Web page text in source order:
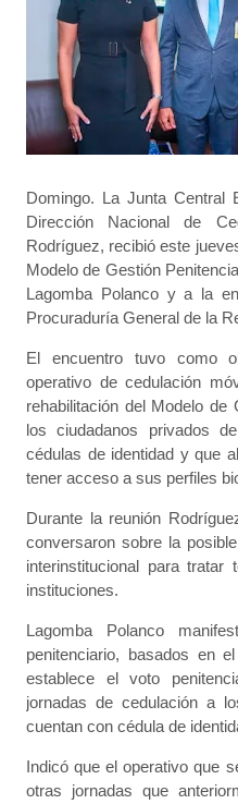
Domingo. La Junta Central
Dirección Nacional de
Rodríguez, recibió este
Modelo de Gestión
Lagomba Polanco y a la
Procuraduría General de la
El encuentro tuvo como
operativo de cedulación
rehabilitación del Modelo de
los ciudadanos privados
cédulas de identidad y que
tener acceso a sus perfiles
Durante la reunión
conversaron sobre la
interinstitucional para
instituciones.
Lagomba Polanco
penitenciario, basados en
establece el voto
jornadas de cedulación a
cuentan con cédula de
Indicó que el operativo que
otras jornadas que